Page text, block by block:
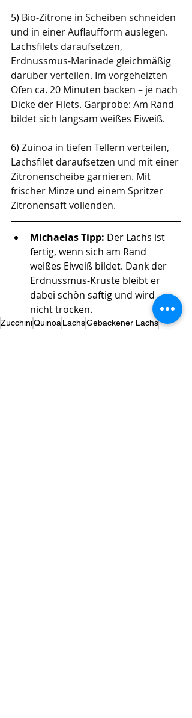
5) Bio-Zitrone in Scheiben schneiden
und in einer Auflaufform auslegen.
Lachsfilets daraufsetzen,
Erdnussmus-Marinade gleichmäßig
darüber verteilen. Im vorgeheizten
Ofen ca. 20 Minuten backen – je nach
Dicke der Filets. Garprobe: Am Rand
bildet sich langsam weißes Eiweiß.
6) Zuinoa in tiefen Tellern verteilen,
Lachsfilet daraufsetzen und mit einer
Zitronenscheibe garnieren. Mit
frischer Minze und einem Spritzer
Zitronensaft vollenden.
Michaelas Tipp: Der Lachs ist
fertig, wenn sich am Rand
weißes Eiweiß bildet. Dank der
Erdnussmus-Kruste bleibt er
dabei schön saftig und wird
nicht trocken.
ZucchiniQuinoaLachsGebackener Lachs